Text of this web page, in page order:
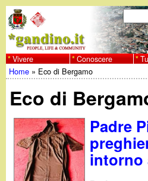
al
contenuto
principale
w
w
w
F
o
r
m
d
i
r
C
e
r
c
Vivere Conoscere
Tu
sei
qui
Home » Eco di Bergamo
Eco di
Padre
intorno